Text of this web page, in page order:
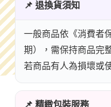
📌 退換貨須知
一般商品依《消費者
期），需保持商品完
若商品有人為損壞或
📌 精緻包裝服務